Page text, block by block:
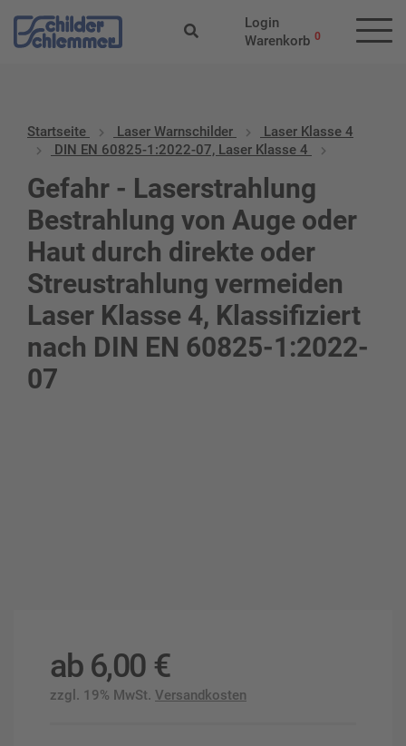
Login
Warenkorb 0
Startseite Laser Warnschilder
Laser Klasse 4
DIN EN 60825-1:2022-07, Laser Klasse 4
Gefahr - Laserstrahlung
Bestrahlung von Auge oder
Haut durch direkte oder
Streustrahlung vermeiden
Laser Klasse 4, Klassifiziert
nach DIN EN 60825-1:2022-
07
ab 6,00 €
zzgl. 19% MwSt. Versandkosten